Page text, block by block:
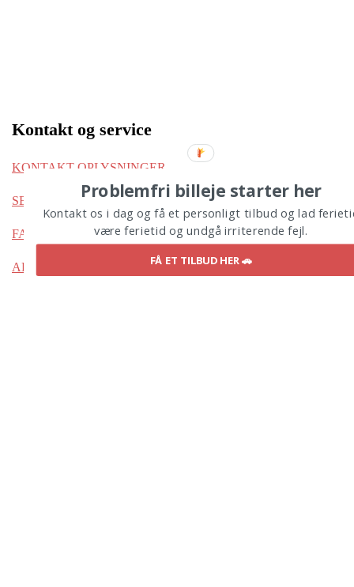
Kontakt og service
KONTAKT OPLYSNINGER
SE DIN BESTILLING HER
FAQ – OM BILLEJE
ADMINISTRER RESERVATION
Problemfri billeje starter her
Kontakt os i dag og få et personligt tilbud og lad
være ferietid og undgå irriterende fejl.
FÅ ET TILBUD HER 🚗